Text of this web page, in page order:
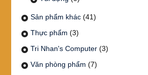
Sản phẩm khác (41)
Thực phẩm (3)
Tri Nhan's Computer (3)
Văn phòng phẩm (7)